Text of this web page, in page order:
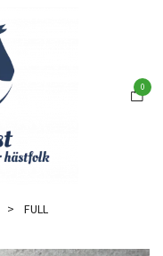
0
FULL